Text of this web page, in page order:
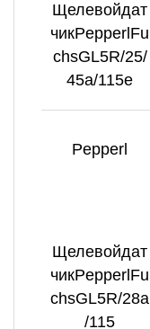
Щелевойдат
чикPepperlFu
chsGL5R/25/
45a/115e
Pepperl
Щелевойдат
чикPepperlFu
chsGL5R/28a
/115